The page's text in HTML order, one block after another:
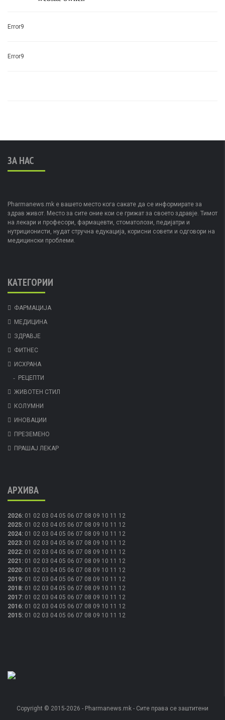
Error9
Error9
ЗА НАС
Pharmanews.mk е вашето место кога сакате да се информирате за
здрав живот. Место за сите оние кои се грижат за своето здравје. Тимот
на лекари и професори, фармацевти, стоматолози, педијатри и
нутриционисти, нудат стручна едукација, корисни совети и одговори на
медицински проблеми.
КАТЕГОРИИ
ФАРМАЦИЈА
МЕДИЦИНА
ЗДРАВЈЕ
ФИТНЕС
ИСХРАНА
РЕЦЕПТИ
ЖИВОТЕН СТИЛ
КОЛУМНИ
ИНОВАЦИИ
ПРЕЗЕМЕНО
ПРАШАЈ ЛЕКАР
АРХИВА
2026: 01 02 03 04 05 06 07 08 09 10 11 12
2025: 01 02 03 04 05 06 07 08 09 10 11 12
2024: 01 02 03 04 05 06 07 08 09 10 11 12
2023: 01 02 03 04 05 06 07 08 09 10 11 12
2022: 01 02 03 04 05 06 07 08 09 10 11 12
2021 : 01 02 03 04 05 06 07 08 09 10 11 12
2020: 01 02 03 04 05 06 07 08 09 10 11 12
2019: 01 02 03 04 05 06 07 08 09 10 11 12
2018: 01 02 03 04 05 06 07 08 09 10 11 12
2017: 01 02 03 04 05 06 07 08 09 10 11 12
2016: 01 02 03 04 05 06 07 08 09 10 11 12
2015: 01 02 03 04 05 06 07 08 09 10 11 12
Copyright © 2015-2026 - Pharmanews.mk - Сите права се заштитени